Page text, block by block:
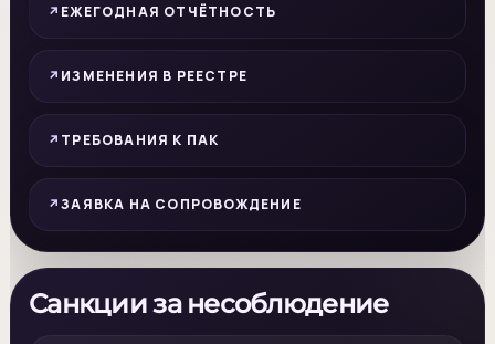
ЕЖЕГОДНАЯ ОТЧЁТНОСТЬ
ИЗМЕНЕНИЯ В РЕЕСТРЕ
ТРЕБОВАНИЯ К ПАК
ЗАЯВКА НА СОПРОВОЖДЕНИЕ
Санкции за несоблюдение